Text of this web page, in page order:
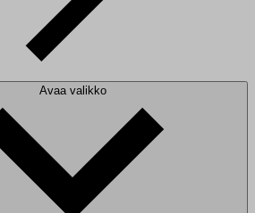
Avaa valikko